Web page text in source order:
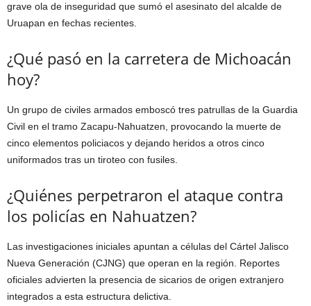
grave ola de inseguridad que sumó el asesinato del alcalde de
Uruapan en fechas recientes.
¿Qué pasó en la carretera de Michoacán
hoy?
Un grupo de civiles armados emboscó tres patrullas de la Guardia
Civil en el tramo Zacapu-Nahuatzen, provocando la muerte de
cinco elementos policiacos y dejando heridos a otros cinco
uniformados tras un tiroteo con fusiles.
¿Quiénes perpetraron el ataque contra
los policías en Nahuatzen?
Las investigaciones iniciales apuntan a células del Cártel Jalisco
Nueva Generación (CJNG) que operan en la región. Reportes
oficiales advierten la presencia de sicarios de origen extranjero
integrados a esta estructura delictiva.